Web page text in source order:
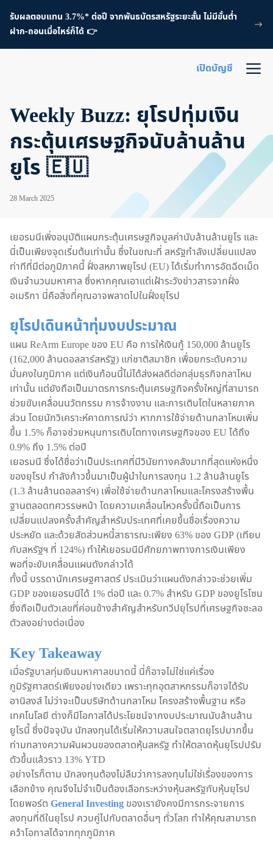
รับผลตอบแทน 3.7%* ต่อปี จากพันธบัตรสหรัฐระยะสั้น ไม่มีขั้นต่ำ
ฝาก-ถอนเมื่อไหร่ก็ได้ 👉
เปิดบัญชี
Weekly Buzz: ยุโรปทุ่มเงิน
กระตุ้นเศรษฐกิจนับล้านล้าน
ยูโร 🇪🇺
28 March 2025
เยอรมนีเพิ่งอนุมัติแผนกระตุ้นเศรษฐกิจมูลค่านับล้านล้านยูโร และ
นี่เป็นเพียงจุดเริ่มต้นเท่านั้น ซึ่งในขณะที่ สหรัฐกำลังเปลี่ยนแปลง
ท่าทีที่มีต่อภูมิภาคนี้ ฝั่งสหภาพยุโรป (EU) ได้เริ่มทำการอัดฉีดเม็ด
เงินจำนวนมหาศาล ซึ่งหากคุณเอาแต่เฝ้าระวังข่าวสารจากฝั่ง
อเมริกา นี่คือสิ่งที่คุณอาจพลาดไปในฝั่งยุโรป
ยุโรปเดินหน้าทุ่มงบประมาณ
แผน ReArm Europe ของ EU คือ การให้เงินกู้ 150,000 ล้านยูโร
(162,000 ล้านดอลลาร์สหรัฐ) แก่ชาติสมาชิก เพื่อยกระดับความ
มั่นคงในภูมิภาค แต่เงินก้อนนี้ไม่ได้ส่งผลดีต่อกลุ่มธุรกิจกลาโหม
เท่านั้น แต่ยังถือเป็นมาตรการกระตุ้นเศรษฐกิจครั้งใหญ่ที่สามารถ
ช่วยขับเคลื่อนนวัตกรรม การจ้างงาน และการเติบโตในหลายภาค
ส่วน โดยนักวิเคราะห์คาดการณ์ว่า หากการใช้จ่ายด้านกลาโหมเพิ่ม
ขึ้น 1.5% ก็อาจช่วยหนุนการเติบโตทางเศรษฐกิจของ EU ได้ถึง
0.9% ถึง 1.5% ต่อปี
เยอรมนี ซึ่งได้ชื่อว่าเป็นประเทศที่มีวินัยทางคลังมากที่สุดแห่งหนึ่ง
ของยุโรป กำลังก้าวขึ้นมาเป็นผู้นำในการลงทุน 1.2 ล้านล้านยูโร
(1.3 ล้านล้านดอลลาร์ฯ) เพื่อใช้จ่ายด้านกลาโหมและโครงสร้างพื้น
ฐานตลอดทศวรรษหน้า โดยความเคลื่อนไหวครั้งนี้ถือเป็นการ
เปลี่ยนแปลงครั้งสำคัญสำหรับประเทศที่เคยขึ้นชื่อเรื่องความ
ประหยัด และด้วยสัดส่วนหนี้สาธารณะเพียง 63% ของ GDP (เทียบ
กับสหรัฐฯ ที่ 124%) ทำให้เยอรมนีมีศักยภาพทางการเงินเพียง
พอที่จะขับเคลื่อนแผนดังกล่าวได้
ทั้งนี้ บรรดานักเศรษฐศาสตร์ ประเมินว่าแผนดังกล่าวจะช่วยเพิ่ม
GDP ของเยอรมนีได้ 1% ต่อปี และ 0.7% สำหรับ GDP ของยูโรโซน
ซึ่งถือเป็นตัวเลขที่ค่อนข้างสำคัญสำหรับทวีปยุโรปที่เศรษฐกิจชะลอ
ตัวลงอย่างต่อเนื่อง
Key Takeaway
เมื่อรัฐบาลทุ่มเงินมหาศาลขนาดนี้ นี่ก็อาจไม่ใช่แค่เรื่อง
ภูมิรัฐศาสตร์เพียงอย่างเดียว เพราะทุกอุตสาหกรรมก็อาจได้รับ
อานิสงส์ ไม่ว่าจะเป็นบริษัทด้านกลาโหม โครงสร้างพื้นฐาน หรือ
เทคโนโลยี ต่างก็มีโอกาสได้ประโยชน์จากงบประมาณนับล้านล้าน
ยูโรนี้ ซึ่งปัจจุบัน นักลงทุนได้เริ่มให้ความสนใจตลาดยุโรปมากขึ้น
ท่ามกลางความผันผวนของตลาดหุ้นสหรัฐ ทำให้ตลาดหุ้นยุโรปปรับ
ตัวขึ้นแล้วราว 13% YTD
อย่างไรก็ตาม นักลงทุนต้องไม่ลืมว่าการลงทุนไม่ใช่เรื่องของการ
เลือกข้าง คุณจึงไม่จำเป็นต้องเลือกระหว่างหุ้นสหรัฐกับหุ้นยุโรป
โดยพอร์ต General Investing ของเรายังคงมีการกระจายการ
ลงทุนที่ดีในยุโรป ควบคู่ไปกับตลาดอื่นๆ ทั่วโลก ทำให้คุณสามารถ
คว้าโอกาสได้จากทุกภูมิภาค